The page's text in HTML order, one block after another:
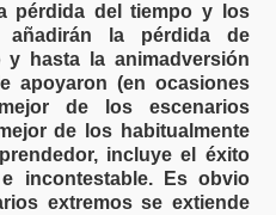
pérdida del tiempo y los
añadirán la pérdida de
hasta la animadversión
apoyaron (en ocasiones
de los escenarios
de los habitualmente
incluye el éxito
incontestable. Es obvio
extremos se extiende